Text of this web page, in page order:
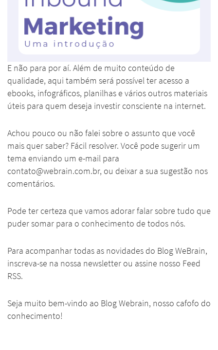
E não para por aí. Além de muito conteúdo de
qualidade, aqui também será possível ter acesso a
ebooks, infográficos, planilhas e vários outros materiais
úteis para quem deseja investir consciente na internet.
Achou pouco ou não falei sobre o assunto que você
mais quer saber? Fácil resolver. Você pode sugerir um
tema enviando um e-mail para
contato@webrain.com.br, ou deixar a sua sugestão nos
comentários.
Pode ter certeza que vamos adorar falar sobre tudo que
puder somar para o conhecimento de todos nós.
Para acompanhar todas as novidades do Blog WeBrain,
inscreva-se na nossa newsletter ou assine nosso Feed
RSS.
Seja muito bem-vindo ao Blog Webrain, nosso cafofo do
conhecimento!